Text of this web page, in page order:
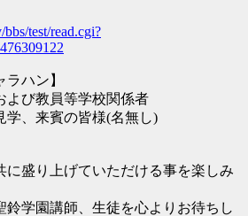
test/read.cgi?
ラハン】
よび教員等学校関係者
学、来賓の皆様(名無し)
に盛り上げていただける事を楽しみ
鈴学園講師、生徒を心よりお待ちし